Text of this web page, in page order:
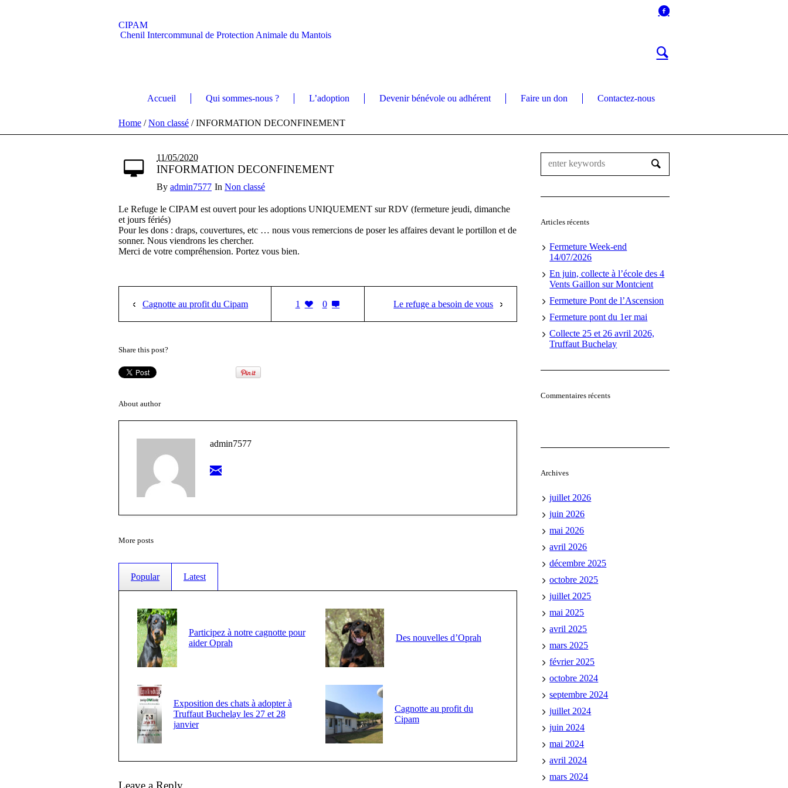
CIPAM
Chenil Intercommunal de Protection Animale du Mantois
Accueil Qui sommes-nous ? L’adoption Devenir bénévole ou adhérent Faire un don Contactez-nous
Home /Non classé /INFORMATION DECONFINEMENT
11/05/2020
INFORMATION DECONFINEMENT
By admin7577 In Non classé
Le Refuge le CIPAM est ouvert pour les adoptions UNIQUEMENT sur RDV (fermeture jeudi, dimanche
et jours fériés)
Pour les dons : draps, couvertures, etc … nous vous remercions de poser les affaires devant le portillon et de
sonner. Nous viendrons les chercher.
Merci de votre compréhension. Portez vous bien.
1 0
Cagnotte au profit du Cipam Le refuge a besoin de vous
Share this post?
About author
admin7577
More posts
Popular Latest
Participez à notre cagnotte pour
aider Oprah
Des nouvelles d’Oprah
Exposition des chats à adopter à
Truffaut Buchelay les 27 et 28
janvier
Cagnotte au profit du
Cipam
Articles récents
Fermeture Week-end
14/07/2026
En juin, collecte à l’école des 4
Vents Gaillon sur Montcient
Fermeture Pont de l’Ascension
Fermeture pont du 1er mai
Collecte 25 et 26 avril 2026,
Truffaut Buchelay
Commentaires récents
Archives
juillet 2026
juin 2026
mai 2026
avril 2026
décembre 2025
octobre 2025
juillet 2025
mai 2025
avril 2025
mars 2025
février 2025
octobre 2024
septembre 2024
juillet 2024
juin 2024
mai 2024
avril 2024
mars 2024